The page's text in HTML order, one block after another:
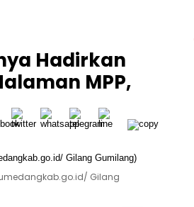
Hadirkan
MPP,
Gilang